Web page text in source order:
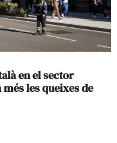
en el sector
les queixes de